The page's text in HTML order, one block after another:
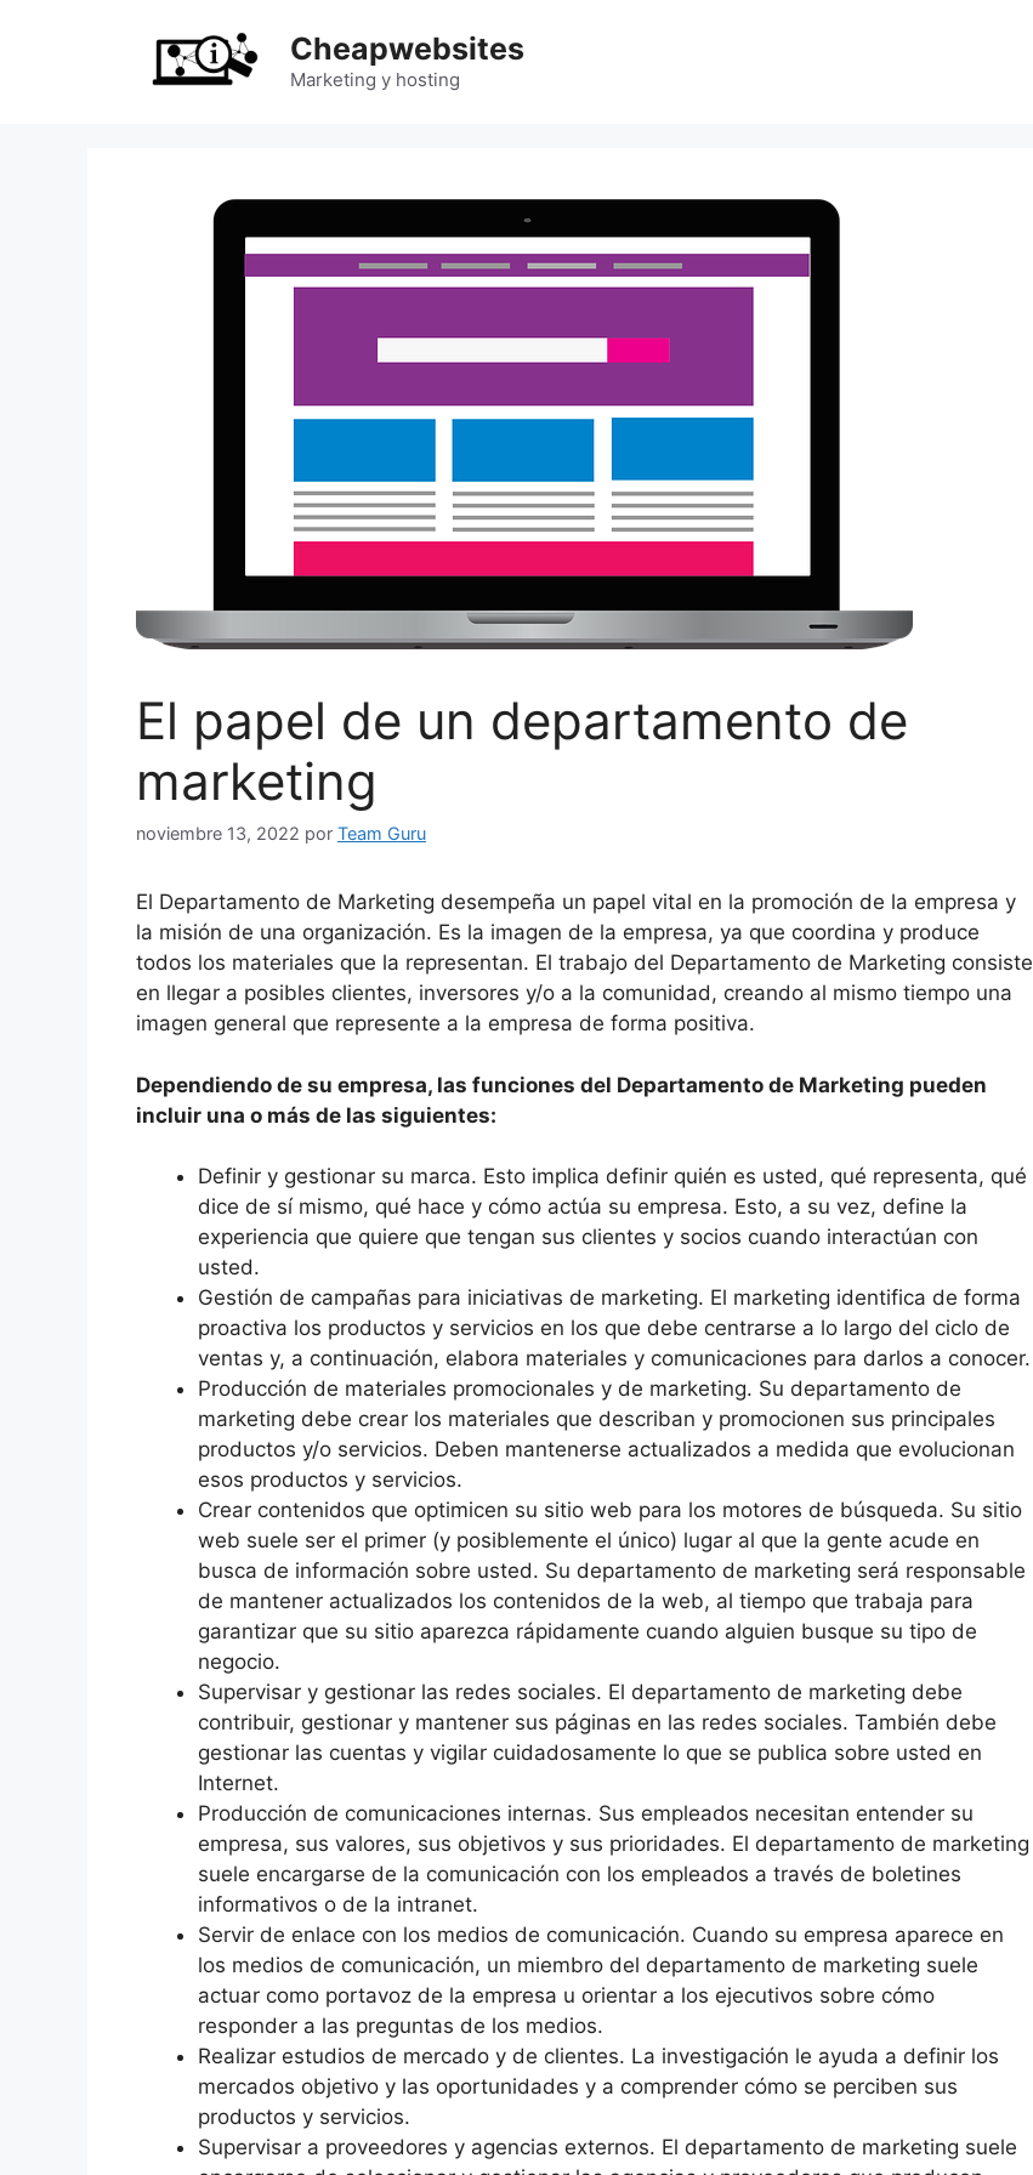
Cheapwebsites
Marketing y hosting
El papel de un departamento de
marketing
noviembre 13, 2022 por Team Guru
El Departamento de Marketing desempeña un papel vital en la promoción de la empresa y
la misión de una organización. Es la imagen de la empresa, ya que coordina y produce
todos los materiales que la representan. El trabajo del Departamento de Marketing consiste
en llegar a posibles clientes, inversores y/o a la comunidad, creando al mismo tiempo una
imagen general que represente a la empresa de forma positiva.
Dependiendo de su empresa, las funciones del Departamento de Marketing pueden
incluir una o más de las siguientes:
Definir y gestionar su marca. Esto implica definir quién es usted, qué representa, qué
dice de sí mismo, qué hace y cómo actúa su empresa. Esto, a su vez, define la
experiencia que quiere que tengan sus clientes y socios cuando interactúan con
usted.
Gestión de campañas para iniciativas de marketing. El marketing identifica de forma
proactiva los productos y servicios en los que debe centrarse a lo largo del ciclo de
ventas y, a continuación, elabora materiales y comunicaciones para darlos a conocer.
Producción de materiales promocionales y de marketing. Su departamento de
marketing debe crear los materiales que describan y promocionen sus principales
productos y/o servicios. Deben mantenerse actualizados a medida que evolucionan
esos productos y servicios.
Crear contenidos que optimicen su sitio web para los motores de búsqueda. Su sitio
web suele ser el primer (y posiblemente el único) lugar al que la gente acude en
busca de información sobre usted. Su departamento de marketing será responsable
de mantener actualizados los contenidos de la web, al tiempo que trabaja para
garantizar que su sitio aparezca rápidamente cuando alguien busque su tipo de
negocio.
Supervisar y gestionar las redes sociales. El departamento de marketing debe
contribuir, gestionar y mantener sus páginas en las redes sociales. También debe
gestionar las cuentas y vigilar cuidadosamente lo que se publica sobre usted en
Internet.
Producción de comunicaciones internas. Sus empleados necesitan entender su
empresa, sus valores, sus objetivos y sus prioridades. El departamento de marketing
suele encargarse de la comunicación con los empleados a través de boletines
informativos o de la intranet.
Servir de enlace con los medios de comunicación. Cuando su empresa aparece en
los medios de comunicación, un miembro del departamento de marketing suele
actuar como portavoz de la empresa u orientar a los ejecutivos sobre cómo
responder a las preguntas de los medios.
Realizar estudios de mercado y de clientes. La investigación le ayuda a definir los
mercados objetivo y las oportunidades y a comprender cómo se perciben sus
productos y servicios.
Supervisar a proveedores y agencias externos. El departamento de marketing suele